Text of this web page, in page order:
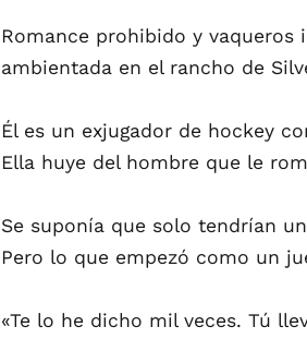
Romance prohibido y vaqueros
ambientada en el rancho de
Él es un exjugador de hockey
Ella huye del hombre que le
Se suponía que solo tendrían
Pero lo que empezó como un
«Te lo he dicho mil veces. Tú